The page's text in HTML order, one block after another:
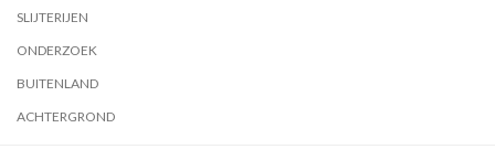
SLIJTERIJEN
ONDERZOEK
BUITENLAND
ACHTERGROND